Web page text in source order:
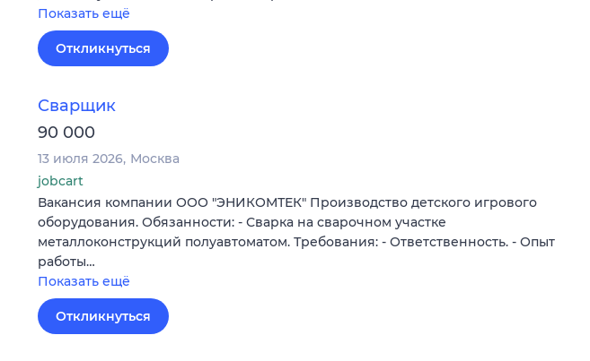
Показать ещё
Откликнуться
Сварщик
90 000
13 июля 2026 Москва
jobcart
Вакансия компании ООО "ЭНИКОМТЕК" Производство детского игрового
оборудования. Обязанности: - Сварка на сварочном участке
металлоконструкций полуавтоматом. Требования: - Ответственность. - Опыт
работы…
Показать ещё
Откликнуться